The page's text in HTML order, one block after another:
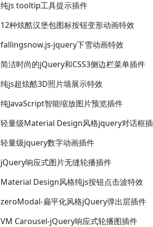
纯js tooltip工具提示插件
12种炫酷汉堡包图标按钮变形动画特效
fallingsnow.js-jquery下雪动画特效
简洁时尚的jQuery和CSS3侧边栏菜单插件
纯js超炫酷3D照片墙展示特效
纯JavaScript智能缩放图片预览插件
轻量级Material Design风格jquery对话框
轻量级jquery数字动画插件
jQuery响应式图片无缝轮播插件
Material Design风格纯js按钮点击波特效
zeroModal-扁平化风格jQuery弹出层插件
VM Carousel-jQuery响应式轮播图插件